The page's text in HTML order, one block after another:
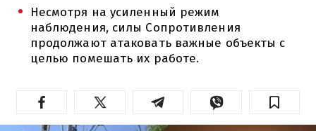
Несмотря на усиленный режим
наблюдения, силы Сопротивления
продолжают атаковать важные объекты с
целью помешать их работе.